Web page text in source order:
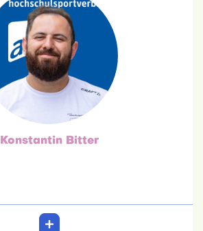
Konstantin Bitter
Trainer